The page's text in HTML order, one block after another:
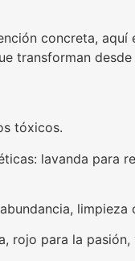
concreta, aquí
transforman
tóxicos.
lavanda para
limpieza
rojo para la